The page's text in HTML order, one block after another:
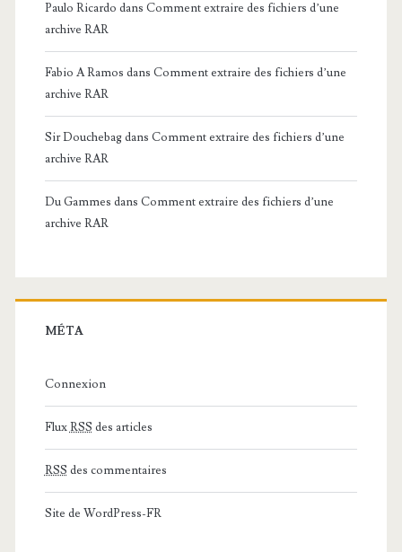
Paulo Ricardo dans Comment extraire des fichiers d’une
archive RAR
Fabio A Ramos dans Comment extraire des fichiers d’une
archive RAR
Sir Douchebagdans Comment extraire des fichiers d’une
archive RAR
Du Gammes dans Comment extraire des fichiers d’une
archive RAR
MÉTA
Connexion
FluxRSS des articles
RSS des commentaires
Site de WordPress-FR